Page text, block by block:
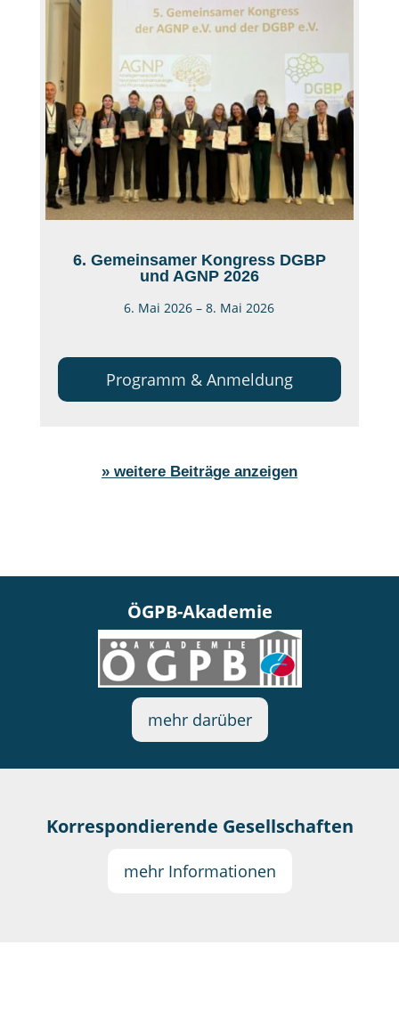
6. Gemeinsamer Kongress DGBP
und AGNP 2026
6. Mai 2026 – 8. Mai 2026
Programm & Anmeldung
» weitere Beiträge anzeigen
ÖGPB-Akademie
mehr darüber
Korrespondierende Gesellschaften
mehr Informationen